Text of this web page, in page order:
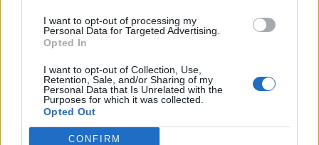
I want to opt-out of processing my
Personal Data for Targeted Advertising.
Opted In
I want to opt-out of Collection, Use,
Retention, Sale, and/or Sharing of my
Personal Data that Is Unrelated with the
Purposes for which it was collected.
Opted Out
CONFIRM
Patriot στη Σαουδική
επαναξιολογείται η
ελληνική παρουσία –
Μήνυμα της Αθήνας στο
Ριάντ
H «Βαβέλ»
δυστύχημα
μοντέλο